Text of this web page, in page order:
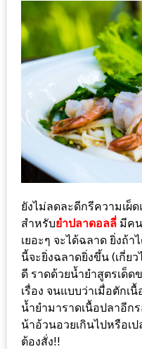
G7
PLUS
สมา
โฟน
ที่
เอาใจ
ขา
โดย
เฉพาะ
อิ่ม
ไม่
อั้น
กิน
ยังไม่ลดละดีกรีความเผ็
สำหรับยำปลาดอลลี่ มีค
เยอะๆ จะได้ฉลาด ยิ่งถ้
นี้จะยิ่งฉลาดยิ่งขึ้น (เกี่ย
ดี ราดด้วยน้ำยำสูตรเด็ด
เรื่อง จนแบบว่าเมื่อตักเ
น้ำยำมาราดเนื้อปลาอีก
น้าอ้วนอวยเกินไปหรือเ
ต้องสั่ง!!